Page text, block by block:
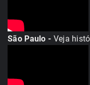
São Paulo - Veja